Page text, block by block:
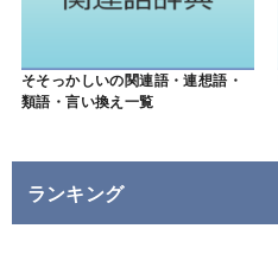
そそっかしいの関連語・連想語・
類語・言い換え一覧
ランキング